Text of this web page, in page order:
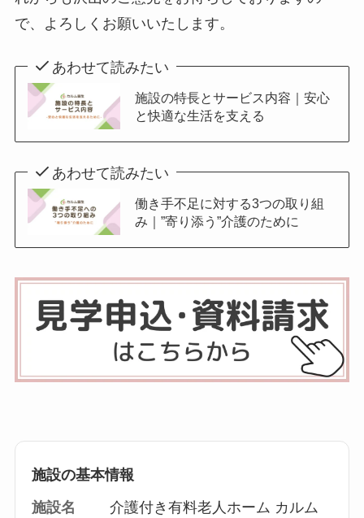
で、よろしくお願いいたします。
あわせて読みたい
施設の特長とサービス内容｜安心
と快適な生活を支える
あわせて読みたい
働き手不足に対する3つの取り組
み｜”寄り添う”介護のために
施設の基本情報
施設名
介護付き有料老人ホーム カルム